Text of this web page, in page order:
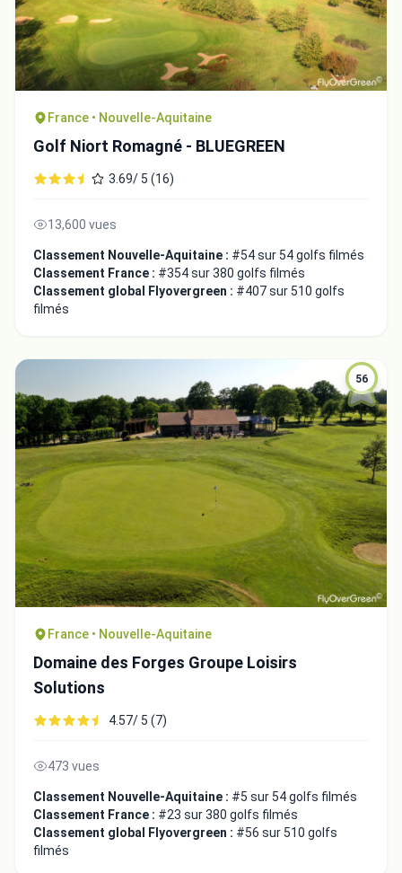
France • Nouvelle-Aquitaine
Golf Niort Romagné - BLUEGREEN
3.69/ 5 (16)
13,600 vues
Classement Nouvelle-Aquitaine : #54 sur 54 golfs filmés
Classement France : #354 sur 380 golfs filmés
Classement global Flyovergreen : #407 sur 510 golfs
filmés
56
France • Nouvelle-Aquitaine
Domaine des Forges Groupe Loisirs
Solutions
4.57/ 5 (7)
473 vues
Classement Nouvelle-Aquitaine : #5 sur 54 golfs filmés
Classement France : #23 sur 380 golfs filmés
Classement global Flyovergreen : #56 sur 510 golfs
filmés